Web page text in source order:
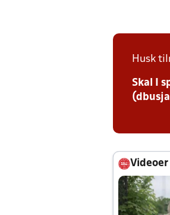
Husk
Skal I
Videoer